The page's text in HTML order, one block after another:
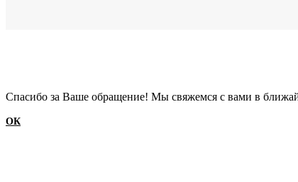
Cпасибо за Ваше обращение! Мы свяжемся с вами в
ОК